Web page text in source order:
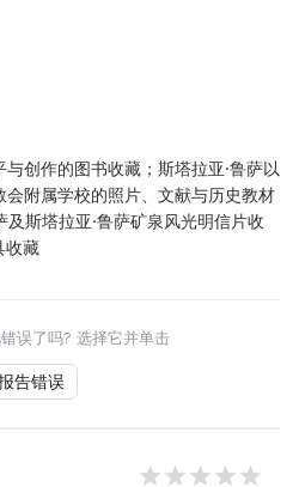
与创作的图书收藏；斯塔拉亚·鲁萨以
会附属学校的照片、文献与历史教材
斯塔拉亚·鲁萨矿泉风光明信片收
收藏
误了吗? 选择它并单击
告错误